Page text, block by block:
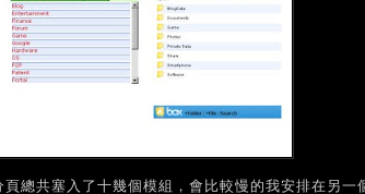
總共塞入了十幾個模組，會比較慢的我安排在另一